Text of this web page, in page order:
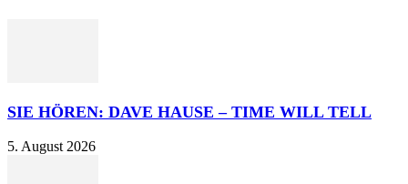
SIE HÖREN: DAVE HAUSE – TIME WILL TELL
5. August 2026